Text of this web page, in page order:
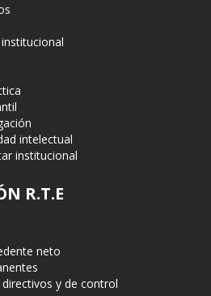
intelectual
institucional
R.T.E
neto
y de control